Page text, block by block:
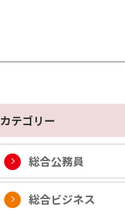
カテゴリー
総合公務員
総合ビジネス